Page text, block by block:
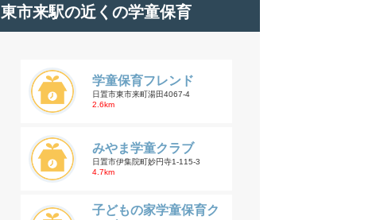
東市来駅の近くの学童保育
学童保育フレンド
日置市東市来町湯田4067-4
2.6km
みやま学童クラブ
日置市伊集院町妙円寺1-115-3
4.7km
子どもの家学童保育ク